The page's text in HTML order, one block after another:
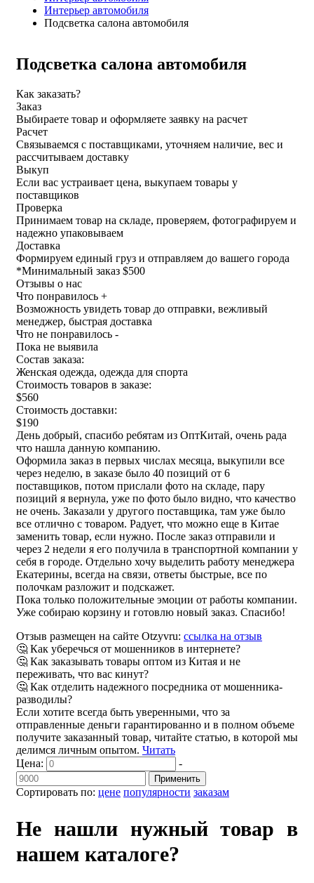
Интерьер автомобиля
Подсветка салона автомобиля
Подсветка салона автомобиля
Как заказать?
Заказ
Выбираете товар и оформляете заявку на расчет
Расчет
Связываемся с поставщиками, уточняем наличие, вес и
рассчитываем доставку
Выкуп
Если вас устраивает цена, выкупаем товары у
поставщиков
Проверка
Принимаем товар на складе, проверяем, фотографируем и
надежно упаковываем
Доставка
Формируем единый груз и отправляем до вашего города
*Минимальный заказ $500
Отзывы о нас
Что понравилось +
Возможность увидеть товар до отправки, вежливый
менеджер, быстрая доставка
Что не понравилось -
Пока не выявила
Состав заказа:
Женская одежда, одежда для спорта
Стоимость товаров в заказе:
$560
Стоимость доставки:
$190
День добрый, спасибо ребятам из ОптКитай, очень рада
что нашла данную компанию.
Оформила заказ в первых числах месяца, выкупили все
через неделю, в заказе было 40 позиций от 6
поставщиков, потом прислали фото на складе, пару
позиций я вернула, уже по фото было видно, что качество
не очень. Заказали у другого поставщика, там уже было
все отлично с товаром. Радует, что можно еще в Китае
заменить товар, если нужно. После заказ отправили и
через 2 недели я его получила в транспортной компании у
себя в городе. Отдельно хочу выделить работу менеджера
Екатерины, всегда на связи, ответы быстрые, все по
полочкам разложит и подскажет.
Пока только положительные эмоции от работы компании.
Уже собираю корзину и готовлю новый заказ. Спасибо!
Отзыв размещен на сайте Otzyvru: ссылка на отзыв
🤔 Как уберечься от мошенников в интернете?
🤔 Как заказывать товары оптом из Китая и не
переживать, что вас кинут?
🤔 Как отделить надежного посредника от мошенника-
разводилы?
Если хотите всегда быть уверенными, что за
отправленные деньги гарантированно и в полном объеме
получите заказанный товар, читайте статью, в которой мы
делимся личным опытом. Читать
Сортировать по: цене популярности заказам
Цена: -
Применить
Не нашли нужный товар в
нашем каталоге?